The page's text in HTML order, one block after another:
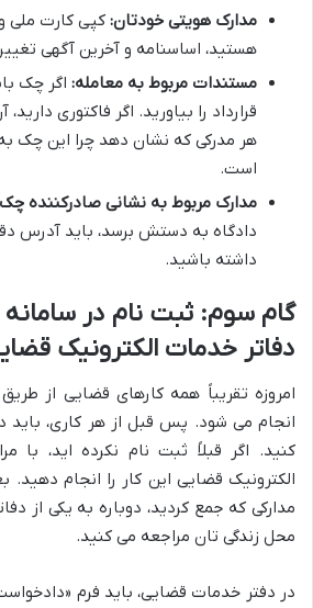
مدارک هویتی خودتان: کپی کارت ملی
هستید، اساسنامه و آخرین آگهی
مستندات مربوط به معامله: اگر چک
قرارداد را بیاورید. اگر فاکتوری
هر مدرکی که نشان دهد چرا این چک
است.
مدارک مربوط به نشانی صادرکننده
دادگاه به دستش برسد، باید آدرس
داشته باشید.
گام سوم: ثبت نام در سامانه
دفاتر خدمات الکترونیک
امروزه تقریباً همه کارهای قضایی از
انجام می شود. پس قبل از هر کاری، باید
کنید. اگر قبلاً ثبت نام نکرده اید، با
الکترونیک قضایی این کار را انجام دهید.
مدارکی که جمع کردید، دوباره به یکی از
محل زندگی تان مراجعه می کنید.
در دفتر خدمات قضایی، باید فرم